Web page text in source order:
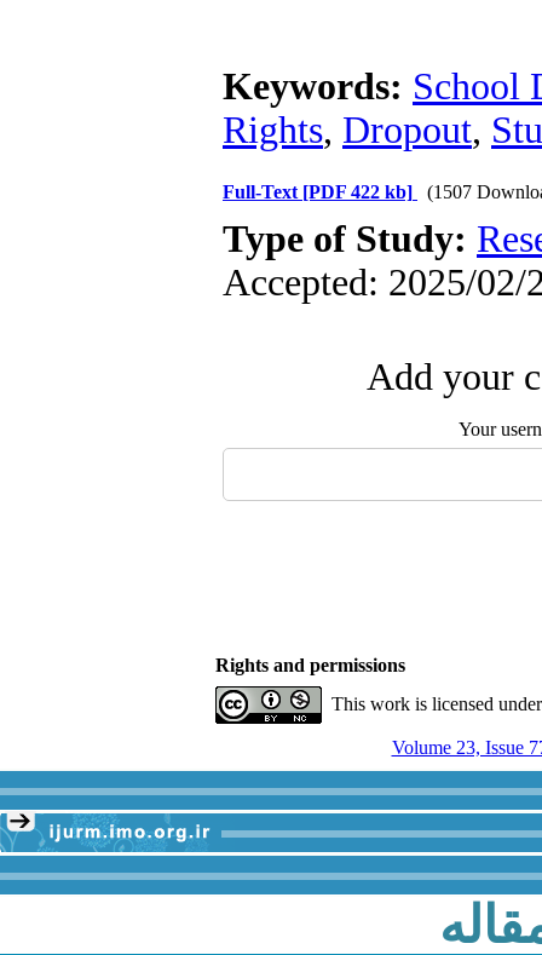
Keywords: School
Rights, Dropout,
Full-Text [PDF 422 kb] (1507
Type of Study:
Accepted: 2025/02/
Add your
Your
Rights and permissions
This work is licensed
Volume 23, Issue